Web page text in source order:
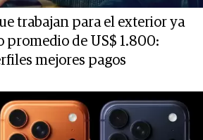
trabajan para el exterior ya
promedio de US$ 1.800:
mejores pagos